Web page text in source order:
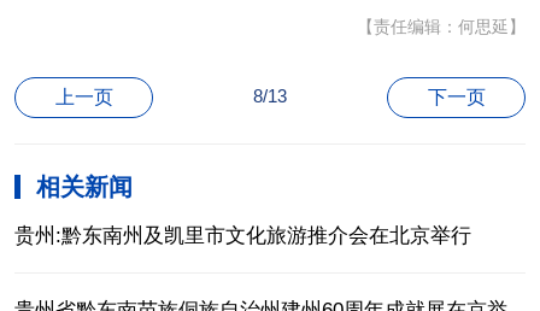
【责任编辑：何思延】
上一页 8/13 下一页
相关新闻
贵州:黔东南州及凯里市文化旅游推介会在北京举行